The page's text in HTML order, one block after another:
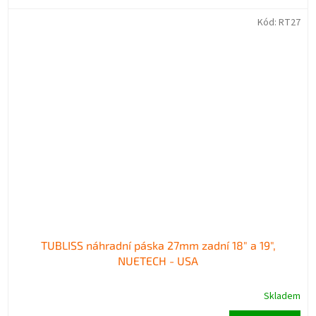
TUBLISS náhradní páska 27mm zadní 18" a 19",
NUETECH - USA
Skladem
Kód: RT27